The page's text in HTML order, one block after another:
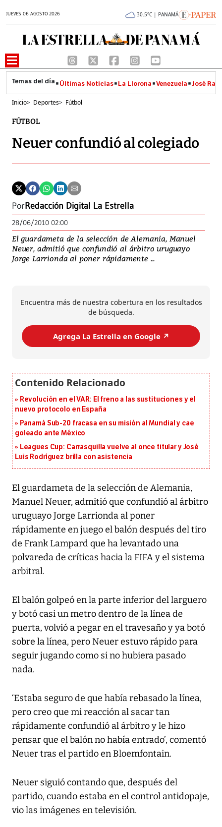
JUEVES 06 AGOSTO 2026 30.5°C | PANAMÁ
Últimas Noticias La Llorona Venezuela José
Inicio> Deportes> Fútbol
FÚTBOL
Neuer confundió al colegiado
PorRedacción Digital La Estrella
28/06/2010 02:00
El guardameta de la selección de Alemania, Manuel
Neuer, admitió que confundió al árbitro uruguayo
Jorge Larrionda al poner rápidamente ...
Encuentra más de nuestra cobertura en los resultados
de búsqueda.
Agrega La Estrella en Google ↗️
Revolución en el VAR: El freno a las sustituciones y el
nuevo protocolo en España
Panamá Sub-20 fracasa en su misión al Mundial y cae
goleado ante México
Leagues Cup: Carrasquilla vuelve al once titular y José
Luis Rodríguez brilla con asistencia
El guardameta de la selección de Alemania,
Manuel Neuer, admitió que confundió al árbitro
uruguayo Jorge Larrionda al poner
rápidamente en juego el balón después del tiro
de Frank Lampard que ha levantado una
polvareda de críticas hacia la FIFA y el sistema
arbitral.
El balón golpeó en la parte inferior del larguero
y botó casi un metro dentro de la línea de
puerta, volvió a pegar en el travesaño y ya botó
sobre la línea, pero Neuer estuvo rápido para
seguir jugando como si no hubiera pasado
nada.
‘Estaba seguro de que había rebasado la línea,
pero creo que mi reacción al sacar tan
rápidamente confundió al árbitro y le hizo
pensar que el balón no había entrado’, comentó
Neuer tras el partido en Bloemfontain.
Neuer siguió contando que, después del
partido, cuando estaba en el control antidopaje,
vio las imágenes en televisión.